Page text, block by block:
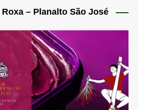
– Planalto São José